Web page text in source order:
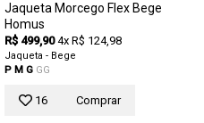
Jaqueta Morcego Flex Bege
Homus
R$ 499,90 4x R$ 124,98
Jaqueta - Bege
P M G GG
16 Comprar